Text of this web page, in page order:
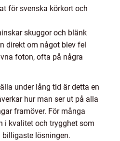
för svenska körkort och
skuggor och blänk
direkt om något blev fel
foton, ofta på några
under lång tid är detta en
hur man ser ut på alla
framöver. För många
i kvalitet och trygghet som
lösningen.